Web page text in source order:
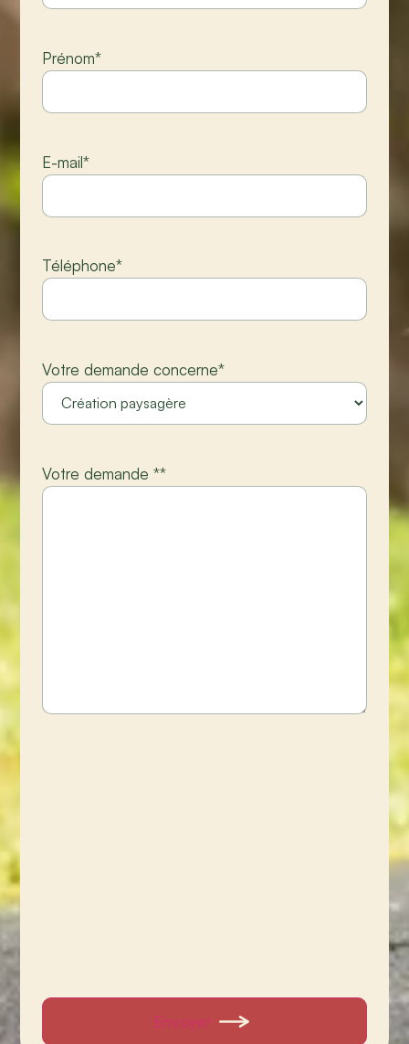
Prénom*
E-mail*
Téléphone*
Votre demande concerne*
Votre demande **
Envoyer